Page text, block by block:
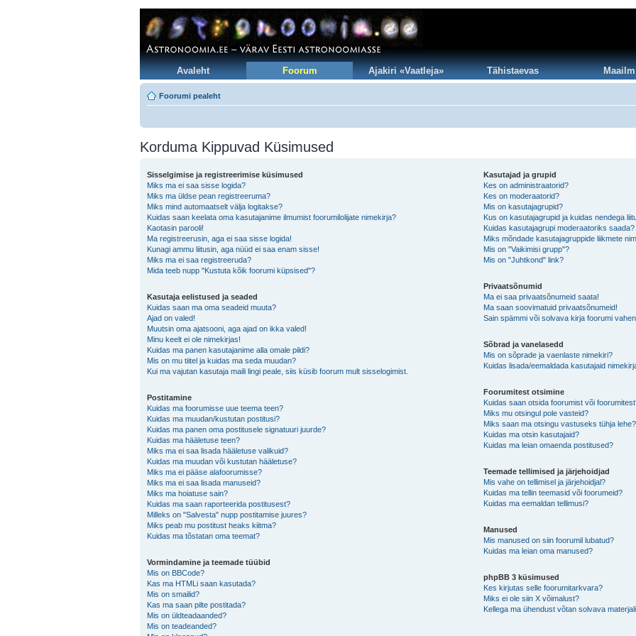
Avaleht Foorum Ajakiri «Vaatleja» Tähistaevas Maailm
Foorumi pealeht
Korduma Kippuvad Küsimused
Sisselgimise ja registreerimise küsimused
Miks ma ei saa sisse logida?
Miks ma üldse pean registreeruma?
Miks mind automaatselt välja logitakse?
Kuidas saan keelata oma kasutajanime ilmumist foorumilolijate nimekirja?
Kaotasin parooli!
Ma registreerusin, aga ei saa sisse logida!
Kunagi ammu liitusin, aga nüüd ei saa enam sisse!
Miks ma ei saa registreeruda?
Mida teeb nupp "Kustuta kõik foorumi küpsised"?
Kasutaja eelistused ja seaded
Kuidas saan ma oma seadeid muuta?
Ajad on valed!
Muutsin oma ajatsooni, aga ajad on ikka valed!
Minu keelt ei ole nimekirjas!
Kuidas ma panen kasutajanime alla omale pildi?
Mis on mu tiitel ja kuidas ma seda muudan?
Kui ma vajutan kasutaja maili lingi peale, siis küsib foorum mult sisselogimist.
Postitamine
Kuidas ma foorumisse uue teema teen?
Kuidas ma muudan/kustutan postitusi?
Kuidas ma panen oma postitusele signatuuri juurde?
Kuidas ma hääletuse teen?
Miks ma ei saa lisada hääletuse valikuid?
Kuidas ma muudan või kustutan hääletuse?
Miks ma ei pääse alafoorumisse?
Miks ma ei saa lisada manuseid?
Miks ma hoiatuse sain?
Kuidas ma saan raporteerida postitusest?
Milleks on "Salvesta" nupp postitamise juures?
Miks peab mu postitust heaks kiitma?
Kuidas ma tõstatan oma teemat?
Vormindamine ja teemade tüübid
Mis on BBCode?
Kas ma HTMLi saan kasutada?
Mis on smailid?
Kas ma saan pilte postitada?
Mis on üldteadaanded?
Mis on teadeanded?
Kasutajad ja grupid
Kes on administraatorid?
Kes on moderaatorid?
Mis on kasutajagrupid?
Kus on kasutajagrupid ja kuidas nendega
Kuidas kasutajagrupi moderaatoriks saada?
Miks mõndade kasutajagruppide liikmete
Mis on "Vaikimisi grupp"?
Mis on "Juhtkond" link?
Privaatsõnumid
Ma ei saa privaatsõnumeid saata!
Ma saan soovimatuid privaatsõnumeid!
Sain spämmi või solvava kirja foorumi
Sõbrad ja vanelasedd
Mis on sõprade ja vaenlaste nimekiri?
Kuidas lisada/eemaldada kasutajaid
Foorumitest otsimine
Kuidas saan otsida foorumist või
Miks mu otsingul pole vasteid?
Miks saan ma otsingu vastuseks tühja lehe?
Kuidas ma otsin kasutajaid?
Kuidas ma leian omaenda postitused?
Teemade tellimised ja järjehoidjad
Mis vahe on tellimisel ja järjehoidjal?
Kuidas ma tellin teemasid või foorumeid?
Kuidas ma eemaldan tellimusi?
Manused
Mis manused on siin foorumil lubatud?
Kuidas ma leian oma manused?
phpBB 3 küsimused
Kes kirjutas selle foorumitarkvara?
Miks ei ole siin X võimalust?
Kellega ma ühendust võtan solvava